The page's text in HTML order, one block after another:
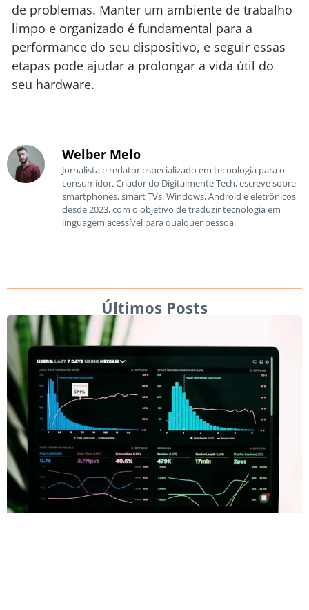
de problemas. Manter um ambiente de trabalho
limpo e organizado é fundamental para a
performance do seu dispositivo, e seguir essas
etapas pode ajudar a prolongar a vida útil do
seu hardware.
Welber Melo
Jornalista e redator especializado em tecnologia para o
consumidor. Criador do Digitalmente Tech, escreve sobre
smartphones, smart TVs, Windows, Android e eletrônicos
desde 2023, com o objetivo de traduzir tecnologia em
linguagem acessível para qualquer pessoa.
Últimos Posts